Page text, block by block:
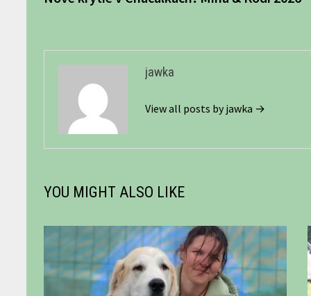
v
jawka
View all posts by jawka →
YOU MIGHT ALSO LIKE